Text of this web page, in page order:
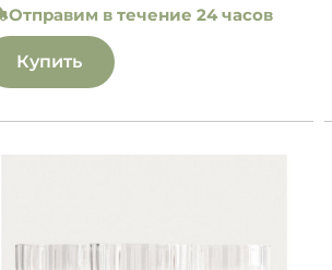
Отправим в течение 24 часов
Купить